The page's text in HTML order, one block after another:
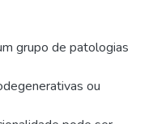
grupo de patologias
ou